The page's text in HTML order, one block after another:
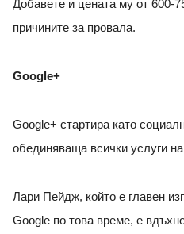
Добавете и цената му от 600-
причините за провала.
Google+
Google+ стартира като
обединяваща всички услуги
Лари Пейдж, който е главен
Google по това време, е